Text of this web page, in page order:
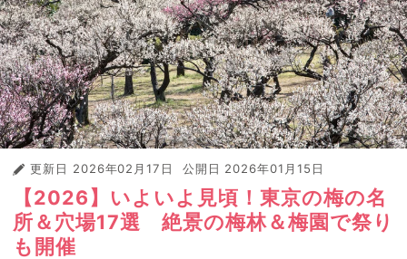
更新日 2026年02月17日 公開日 2026年01月15日
【2026】いよいよ見頃！東京の梅の名
所＆穴場17選 絶景の梅林＆梅園で祭り
も開催